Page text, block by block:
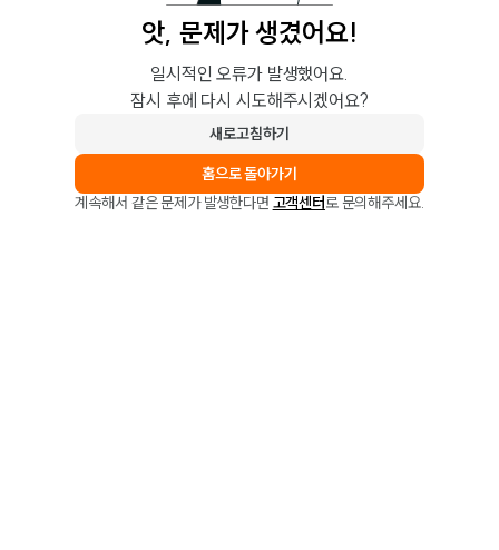
앗, 문제가 생겼어요!
일시적인 오류가 발생했어요.
잠시 후에 다시 시도해주시겠어요?
새로고침하기
홈으로 돌아가기
계속해서 같은 문제가 발생한다면 고객센터로 문의해주세요.